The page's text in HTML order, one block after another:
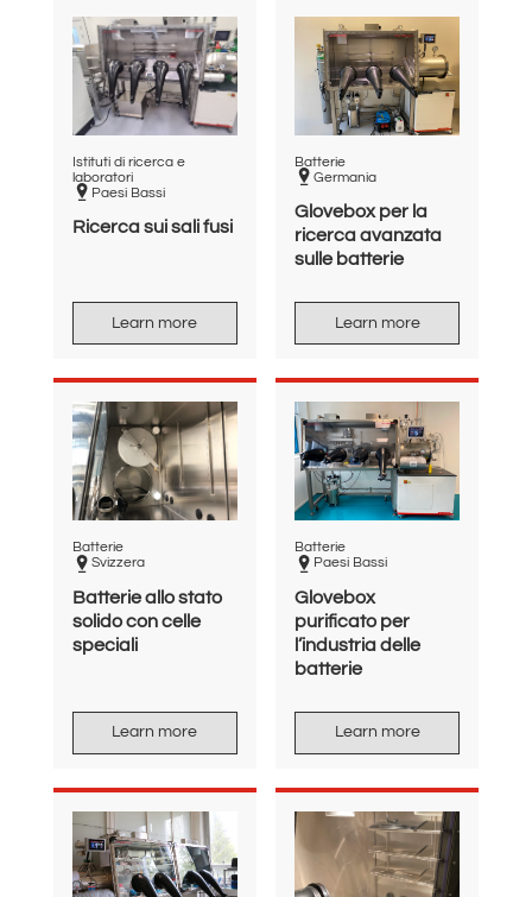
Istituti di ricerca e
laboratori
Paesi Bassi
Ricerca sui sali fusi
Learn more
Batterie
Germania
Glovebox per la
ricerca avanzata
sulle batterie
Learn more
Batterie
Svizzera
Batterie allo stato
solido con celle
speciali
Learn more
Batterie
Paesi Bassi
Glovebox
purificato per
l’industria delle
batterie
Learn more